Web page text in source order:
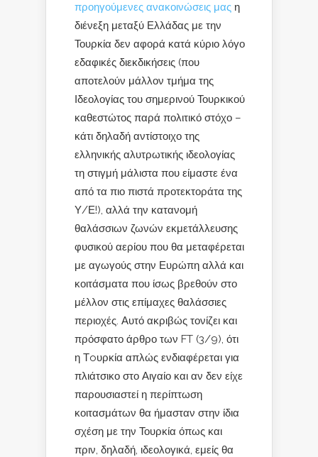
προηγούμενες ανακοινώσεις μας η
διένεξη μεταξύ Ελλάδας με την
Τουρκία δεν αφορά κατά κύριο λόγο
εδαφικές διεκδικήσεις (που
αποτελούν μάλλον τμήμα της
Ιδεολογίας του σημερινού Τουρκικού
καθεστώτος παρά πολιτικό στόχο –
κάτι δηλαδή αντίστοιχο της
ελληνικής αλυτρωτικής ιδεολογίας
τη στιγμή μάλιστα που είμαστε ένα
από τα πιο πιστά προτεκτοράτα της
Υ/Ε!), αλλά την κατανομή
θαλάσσιων ζωνών εκμετάλλευσης
φυσικού αερίου που θα μεταφέρεται
με αγωγούς στην Ευρώπη αλλά και
κοιτάσματα που ίσως βρεθούν στο
μέλλον στις επίμαχες θαλάσσιες
περιοχές. Αυτό ακριβώς τονίζει και
πρόσφατο άρθρο των FT (3/9), ότι
η Τoυρκία απλώς ενδιαφέρεται για
πλιάτσικο στο Αιγαίο και αν δεν είχε
παρουσιαστεί η περίπτωση
κοιτασμάτων θα ήμασταν στην ίδια
σχέση με την Τουρκία όπως και
πριν, δηλαδή, ιδεολογικά, εμείς θα